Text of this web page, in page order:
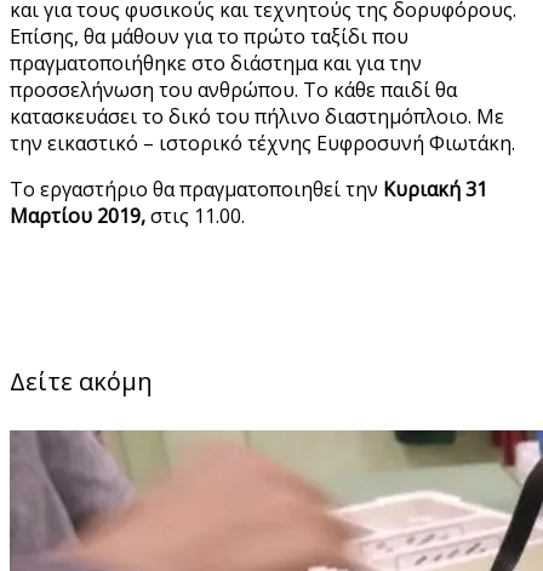
και για τους φυσικούς και τεχνητούς της δορυφόρους.
Επίσης, θα μάθουν για το πρώτο ταξίδι που
πραγματοποιήθηκε στο διάστημα και για την
προσσελήνωση του ανθρώπου. Το κάθε παιδί θα
κατασκευάσει το δικό του πήλινο διαστημόπλοιο. Με
την εικαστικό – ιστορικό τέχνης Ευφροσυνή Φιωτάκη.
Το εργαστήριο θα πραγματοποιηθεί την Κυριακή 31
Μαρτίου 2019,στις 11.00.
Δείτε ακόμη